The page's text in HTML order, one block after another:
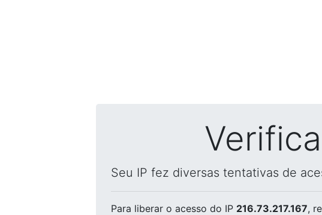
Seu IP fez diversas tentativas de
Para liberar o acesso do IP 216.73.217.167,